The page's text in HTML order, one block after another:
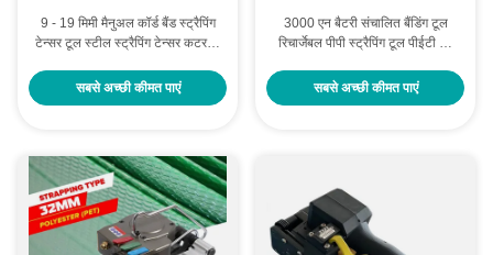
9 - 19 मिमी मैनुअल कॉर्ड बैंड स्ट्रैपिंग
टेन्सर टूल स्टील स्ट्रैपिंग टेन्सर कटर के
सबसे अच्छी कीमत पाएं
3000 एन बैटरी संचालित बैंडिंग टूल
रिचार्जेबल पीपी स्ट्रैपिंग टूल पीईटी बैंड
सबसे अच्छी कीमत पाएं